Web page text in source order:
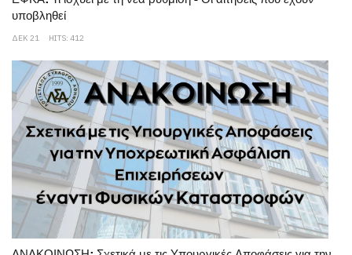
υποβληθεί
ΔΕΚ 21 HITS: 412